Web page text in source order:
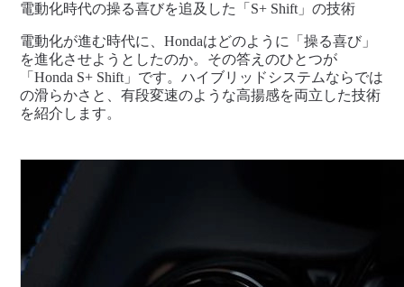
電動化時代の操る喜びを追及した「S+ Shift」の技術
電動化が進む時代に、Hondaはどのように「操る喜び」
を進化させようとしたのか。その答えのひとつが
「Honda S+ Shift」です。ハイブリッドシステムならでは
の滑らかさと、有段変速のような高揚感を両立した技術
を紹介します。